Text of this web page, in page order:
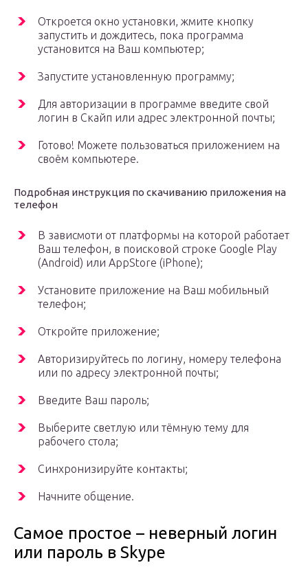
Откроется окно установки, жмите кнопку
запустить и дождитесь, пока программа
установится на Ваш компьютер;
Запустите установленную программу;
Для авторизации в программе введите свой
логин в Скайп или адрес электронной почты;
Готово! Можете пользоваться приложением на
своём компьютере.
Подробная инструкция по скачиванию приложения на
телефон
В зависмоти от платформы на которой работает
Ваш телефон, в поисковой строке Google Play
(Android) или AppStore (iPhone);
Установите приложение на Ваш мобильный
телефон;
Откройте приложение;
Авторизируйтесь по логину, номеру телефона
или по адресу электронной почты;
Введите Ваш пароль;
Выберите светлую или тёмную тему для
рабочего стола;
Синхронизируйте контакты;
Начните общение.
Самое простое – неверный логин
или пароль в Skype